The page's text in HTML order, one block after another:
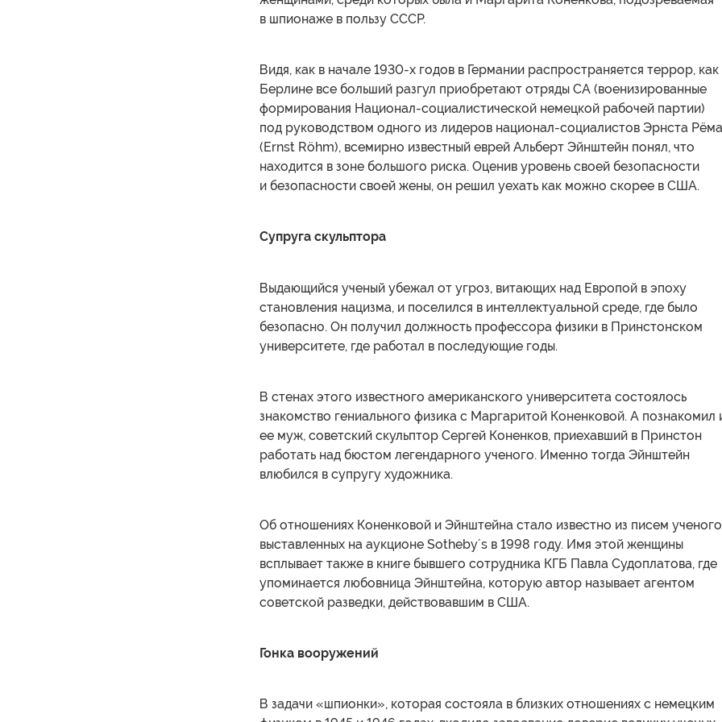
в шпионаже в пользу СССР.
Видя, как в начале 1930-х годов в Германии распространяется террор, как
Берлине все больший разгул приобретают отряды СА (военизированные
формирования Национал-социалистической немецкой рабочей партии)
под руководством одного из лидеров национал-социалистов Эрнста Рёма
(Ernst Röhm), всемирно известный еврей Альберт Эйнштейн понял, что
находится в зоне большого риска. Оценив уровень своей безопасности
и безопасности своей жены, он решил уехать как можно скорее в США.
Супруга скульптора
Выдающийся ученый убежал от угроз, витающих над Европой в эпоху
становления нацизма, и поселился в интеллектуальной среде, где было
безопасно. Он получил должность профессора физики в Принстонском
университете, где работал в последующие годы.
В стенах этого известного американского университета состоялось
знакомство гениального физика с Маргаритой Коненковой. А познакомил
ее муж, советский скульптор Сергей Коненков, приехавший в Принстон
работать над бюстом легендарного ученого. Именно тогда Эйнштейн
влюбился в супругу художника.
Об отношениях Коненковой и Эйнштейна стало известно из писем
выставленных на аукционе Sotheby´s в 1998 году. Имя этой женщины
всплывает также в книге бывшего сотрудника КГБ Павла Судоплатова, где
упоминается любовница Эйнштейна, которую автор называет агентом
советской разведки, действовавшим в США.
Гонка вооружений
В задачи «шпионки», которая состояла в близких отношениях с немецким